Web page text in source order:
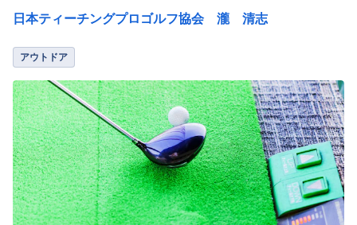
日本ティーチングプロゴルフ協会 瀧 清志
アウトドア